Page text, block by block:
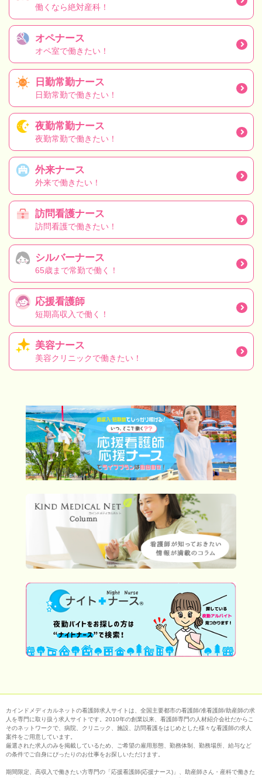
働くなら絶対産科！
オペナース
オペ室で働きたい！
日勤常勤ナース
日勤常勤で働きたい！
夜勤常勤ナース
夜勤常勤で働きたい！
外来ナース
外来で働きたい！
訪問看護ナース
訪問看護で働きたい！
シルバーナース
65歳まで常勤で働く！
応援看護師
短期高収入で働く！
美容ナース
美容クリニックで働きたい！
カインドメディカルネットの看護師求人サイトは、全国主要都市の看護師/准看護師/助産師の求
人を専門に取り扱う求人サイトです。2010年の創業以来、看護師専門の人材紹介会社だからこ
そのネットワークで、病院、クリニック、施設、訪問看護をはじめとした様々な看護師の求人
案件をご用意しています。
厳選された求人のみを掲載しているため、ご希望の雇用形態、勤務体制、勤務場所、給与など
の条件でご自身にぴったりのお仕事をお探しいただけます。
期間限定、高収入で働きたい方専門の「応援看護師(応援ナース)」、助産師さん・産科で働きた